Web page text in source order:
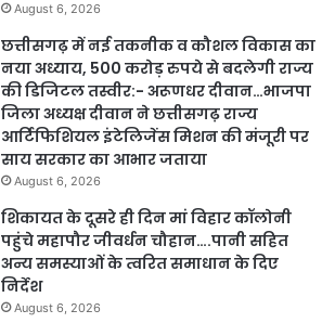
August 6, 2026
छत्तीसगढ़ में नई तकनीक व कौशल विकास का
नया अध्याय, 500 करोड़ रुपये से बदलेगी राज्य
की डिजिटल तस्वीर:- अरूणधर दीवान…भाजपा
जिला अध्यक्ष दीवान ने छत्तीसगढ़ राज्य
आर्टिफिशियल इंटेलिजेंस मिशन की मंजूरी पर
साय सरकार का आभार जताया
August 6, 2026
शिकायत के दूसरे ही दिन मां विहार कॉलोनी
पहुंचे महापौर जीवर्धन चौहान….पानी सहित
अन्य समस्याओं के त्वरित समाधान के दिए
निर्देश
August 6, 2026